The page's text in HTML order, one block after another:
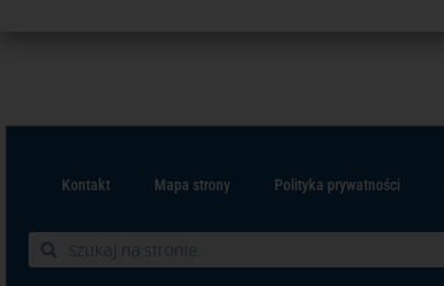
Kontakt Mapa strony Polityka prywatności